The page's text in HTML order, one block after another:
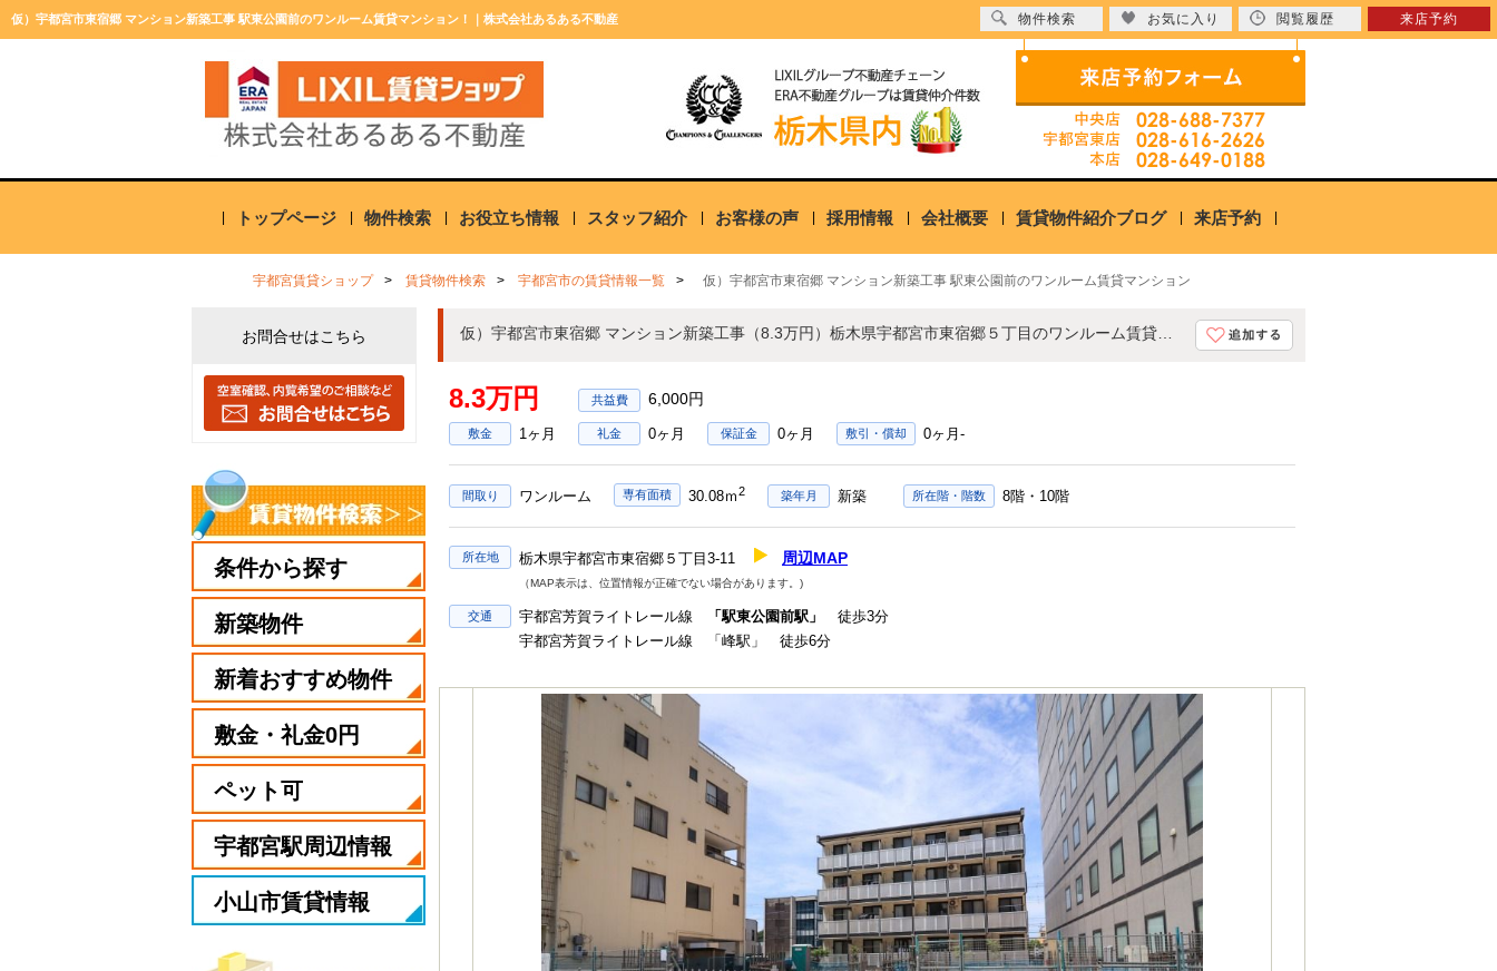
仮）宇都宮市東宿郷 マンション新築工事 駅東公園前のワンルーム賃貸マンション！｜株式会社あるある不動産
トップページ 物件検索 お役立ち情報 スタッフ紹介 お客様の声 採用情報 会社概要 賃貸物件紹介ブログ 来店予約
物件検索 お気に入り 閲覧履歴 来店予約
宇都宮賃貸ショップ 賃貸物件検索 宇都宮市の賃貸情報一覧 仮）宇都宮市東宿郷 マンション新築工事 駅東公園前のワンルーム賃貸マンション
8.3万円 6,000円
敷金 1ヶ月 礼金 0ヶ月 保証金 0ヶ月 敷引・償却 0ヶ月-
間取り ワンルーム 専有面積 30.08ｍ2 築年月 新築 所在階・階数 8階・10階
所在地 栃木県宇都宮市東宿郷５丁目3-11 周辺MAP
（MAP表示は、位置情報が正確でない場合があります。)
交通 宇都宮芳賀ライトレール線 「駅東公園前駅」
徒歩3分
宇都宮芳賀ライトレール線 「峰駅」 徒歩6分
お問合せはこちら
条件から探す
新築物件
新着おすすめ物件
敷金・礼金0円
ペット可
宇都宮駅周辺情報
小山市賃貸情報